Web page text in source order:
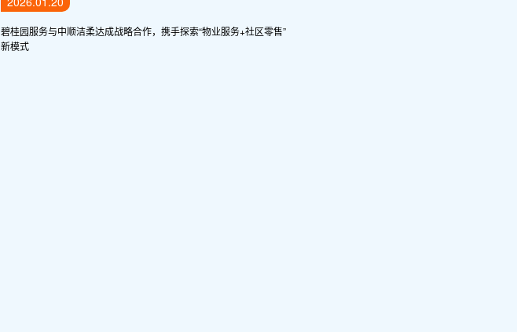
碧桂园服务与中顺洁柔达成战略合作，携手探索“物业服务+社区零售”
新模式